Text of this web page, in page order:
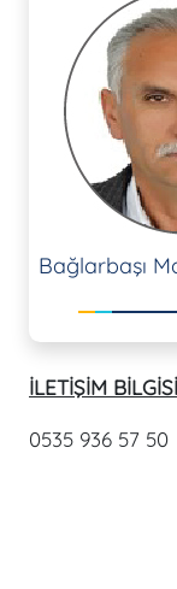
Bağlarbaşı
İLETİŞİM
0535 936 57 50